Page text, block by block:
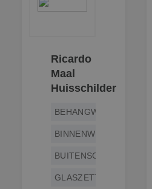
Ricardo
Maal
Huisschilder
BEHANGWERK
BINNENWERK
BUITENSCHILDERWERK
GLASZETTEN